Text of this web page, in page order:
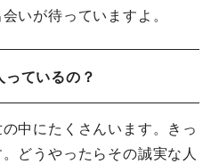
いが待っていますよ。
ているの？
中にたくさんいます。きっ
どうやったらその誠実な人